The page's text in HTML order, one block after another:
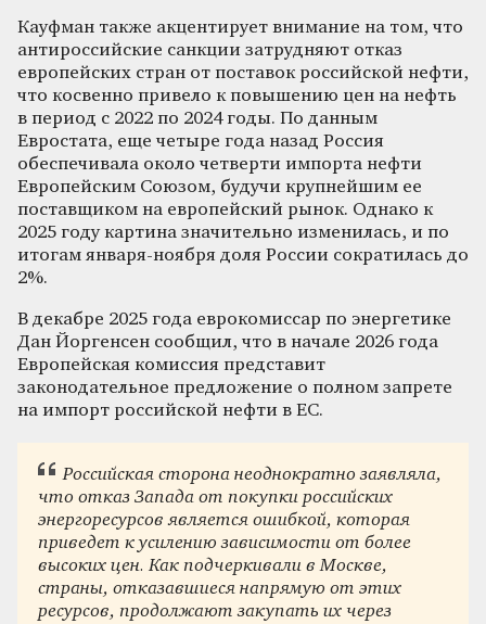
Кауфман также акцентирует внимание на том, что
антироссийские санкции затрудняют отказ
европейских стран от поставок российской нефти,
что косвенно привело к повышению цен на нефть
в период с 2022 по 2024 годы. По данным
Евростата, еще четыре года назад Россия
обеспечивала около четверти импорта нефти
Европейским Союзом, будучи крупнейшим ее
поставщиком на европейский рынок. Однако к
2025 году картина значительно изменилась, и по
итогам января-ноября доля России сократилась до
2%.
В декабре 2025 года еврокомиссар по энергетике
Дан Йоргенсен сообщил, что в начале 2026 года
Европейская комиссия представит
законодательное предложение о полном запрете
на импорт российской нефти в ЕС.
Российская сторона неоднократно заявляла,
что отказ Запада от покупки российских
энергоресурсов является ошибкой, которая
приведет к усилению зависимости от более
высоких цен. Как подчеркивали в Москве,
страны, отказавшиеся напрямую от этих
ресурсов, продолжают закупать их через